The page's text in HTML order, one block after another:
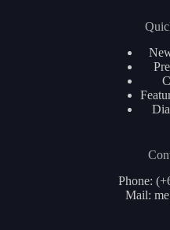
Phone:
Mail: